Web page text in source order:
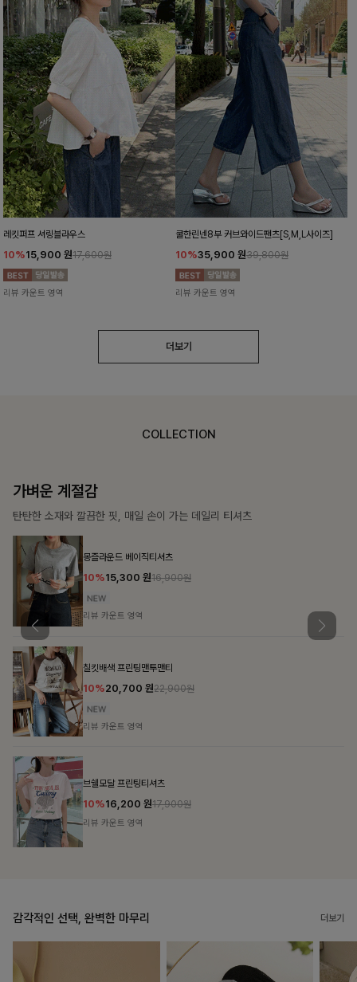
레킷퍼프 셔링블라우스
10%15,900 원17,600원
리뷰 카운트 영역
쿨한린넨8부 커브와이드팬츠[S,M,L사이즈]
10%35,900 원39,800원
리뷰 카운트 영역
더보기
COLLECTION
가장 쉬운 코디
특별한 날부터 일상까지 함께하는 룩
쥬빌스트링 포켓원피스
17%48,900원58,900원
리뷰 카운트 영역
블룬티 나시원피스+셔츠SET
15%31,900 원37,500원
리뷰 카운트 영역
감각적인 선택, 완벽한 마무리 더보기